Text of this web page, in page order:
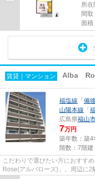
所
間
面積
賃貸｜マンション Alba
福塩線 「 備
山陽本線 「
広島県福山
7万円
築年数：築4
階数：7階建
こだわりで選びたい方におすす
Rose(アルバローズ)」。周辺に